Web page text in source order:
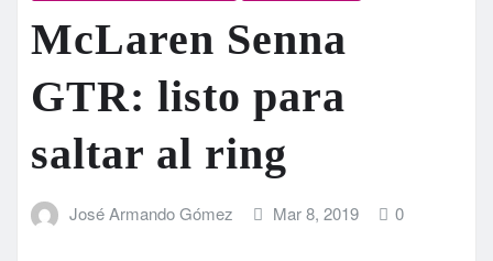
McLaren Senna
GTR: listo para
saltar al ring
José Armando Gómez Mar 8, 2019 0